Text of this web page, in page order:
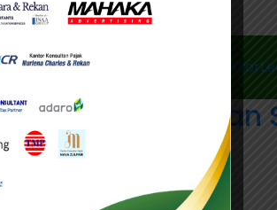
Naikan Pajak di Sejumlah Sektor
Batangan dan